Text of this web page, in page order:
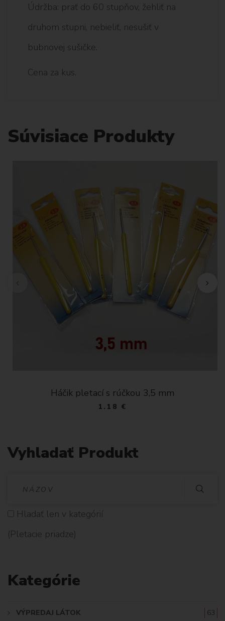
Údržba: prať do 60 stupňov, žehliť na
druhom stupni, nebieliť, nesušiť v
bubnovej sušičke.
Cena za kus.
Súvisiace Produkty
Háčik pletací s rúčkou 3,5 mm
1.18 €
Vyhladať Produkt
D
Hladať len v kategórií
(Pletacie priadze)
Kategórie
VÝPREDAJ LÁTOK 63